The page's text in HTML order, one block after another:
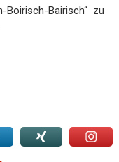
Boirisch-Bairisch“ zu